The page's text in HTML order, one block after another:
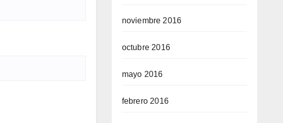
noviembre 2016
octubre 2016
mayo 2016
febrero 2016